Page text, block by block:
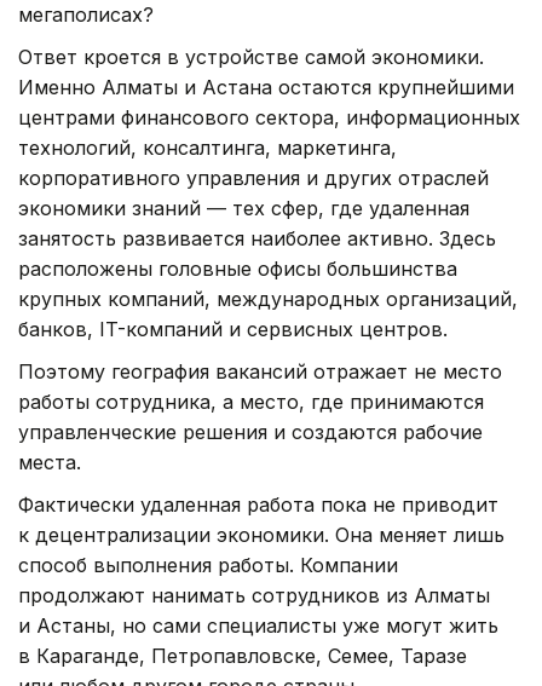
мегаполисах?
Ответ кроется в устройстве самой экономики.
Именно Алматы и Астана остаются крупнейшими
центрами финансового сектора, информационных
технологий, консалтинга, маркетинга,
корпоративного управления и других отраслей
экономики знаний — тех сфер, где удаленная
занятость развивается наиболее активно. Здесь
расположены головные офисы большинства
крупных компаний, международных организаций,
банков, IT-компаний и сервисных центров.
Поэтому география вакансий отражает не место
работы сотрудника, а место, где принимаются
управленческие решения и создаются рабочие
места.
Фактически удаленная работа пока не приводит
к децентрализации экономики. Она меняет лишь
способ выполнения работы. Компании
продолжают нанимать сотрудников из Алматы
и Астаны, но сами специалисты уже могут жить
в Караганде, Петропавловске, Семее, Таразе